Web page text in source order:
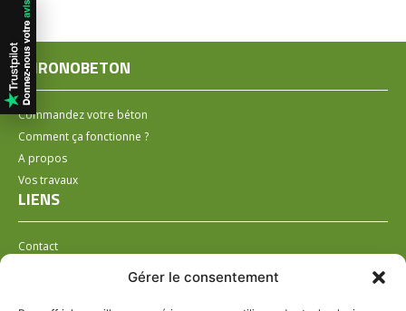
Gérer le consentement
CHRONOBETON
Commandez votre béton
Comment ça fonctionne ?
A propos
Vos travaux
LIENS
Contact